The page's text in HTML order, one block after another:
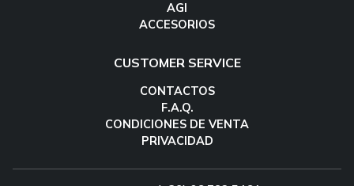
AGI
ACCESORIOS
CUSTOMER SERVICE
CONTACTOS
F.A.Q.
CONDICIONES DE VENTA
PRIVACIDAD